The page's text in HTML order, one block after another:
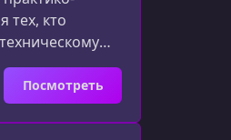
тех, кто
вопросов
темам
и
вы
Посмотреть